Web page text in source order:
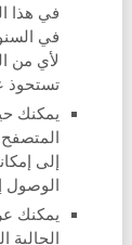
في هذا
في
لأي من
تستحوذ
يمكنك
إلى
الوصول
يمكنك
الحالية